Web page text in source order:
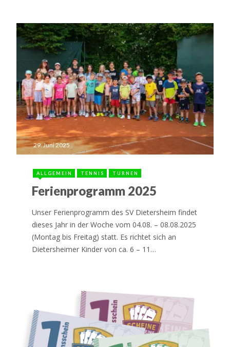
29. Juni 2025
ALLGEMEIN TENNIS TURNEN
Ferienprogramm 2025
Unser Ferienprogramm des SV Dietersheim findet
dieses Jahr in der Woche vom 04.08. – 08.08.2025
(Montag bis Freitag) statt. Es richtet sich an
Dietersheimer Kinder von ca. 6 – 11…